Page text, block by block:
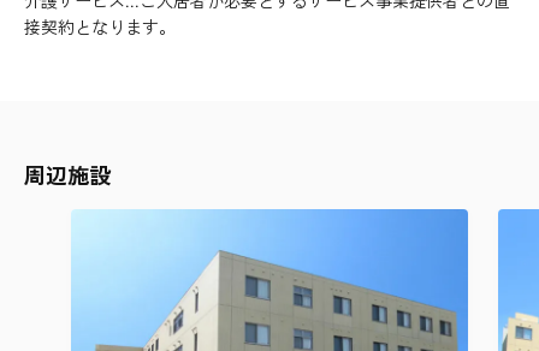
接契約となります。
周辺施設